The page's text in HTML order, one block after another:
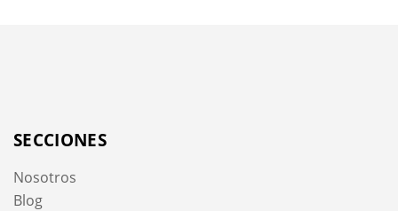
SECCIONES
Nosotros
Blog